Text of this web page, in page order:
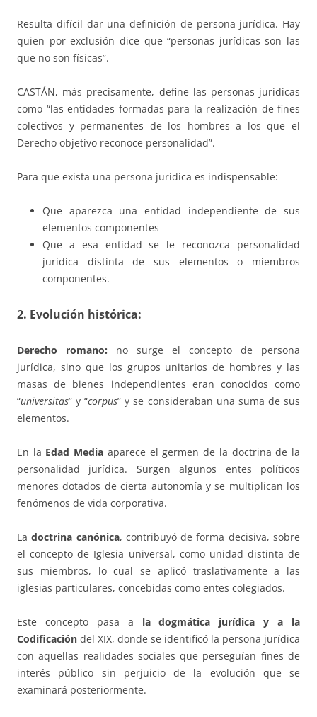
Resulta difícil dar una definición de persona jurídica. Hay
quien por exclusión dice que “personas jurídicas son las
que no son físicas”.
CASTÁN, más precisamente, define las personas jurídicas
como “las entidades formadas para la realización de fines
colectivos y permanentes de los hombres a los que el
Derecho objetivo reconoce personalidad”.
Para que exista una persona jurídica es indispensable:
Que aparezca una entidad independiente de sus
elementos componentes
Que a esa entidad se le reconozca personalidad
jurídica distinta de sus elementos o miembros
componentes.
2. Evolución histórica:
Derecho romano: no surge el concepto de persona
jurídica, sino que los grupos unitarios de hombres y las
masas de bienes independientes eran conocidos como
“universitas” y “corpus” y se consideraban una suma de sus
elementos.
En la Edad Media aparece el germen de la doctrina de la
personalidad jurídica. Surgen algunos entes políticos
menores dotados de cierta autonomía y se multiplican los
fenómenos de vida corporativa.
Ladoctrina canónica, contribuyó de forma decisiva, sobre
el concepto de Iglesia universal, como unidad distinta de
sus miembros, lo cual se aplicó traslativamente a las
iglesias particulares, concebidas como entes colegiados.
Este concepto pasa a la dogmática jurídica y a la
Codificación del XIX, donde se identificó la persona jurídica
con aquellas realidades sociales que perseguían fines de
interés público sin perjuicio de la evolución que se
examinará posteriormente.